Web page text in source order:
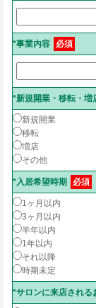
*事業内容 必須
*新規開業・移転・増
新規開業
移転
増店
その他
*入居希望時期 必須
1ヶ月以内
3ヶ月以内
半年以内
1年以内
それ以降
時期未定
*サロンに来店され